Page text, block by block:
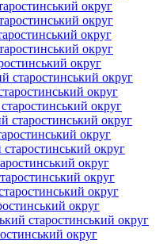
округ
округ
округ
округ
округ
старостинський округ
округ
округ
старостинський округ
округ
округ
округ
округ
округ
округ
старостинський округ
округ